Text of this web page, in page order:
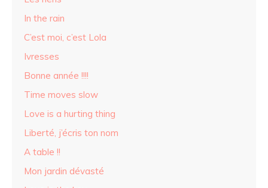
In the rain
C’est moi, c’est Lola
Ivresses
Bonne année !!!!
Time moves slow
Love is a hurting thing
Liberté, j’écris ton nom
A table !!
Mon jardin dévasté